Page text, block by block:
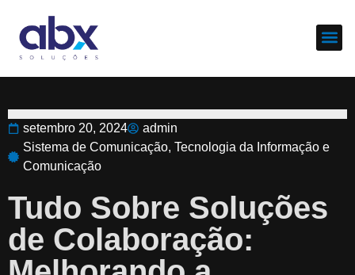
setembro 20, 2024
admin
Sistema de Comunicação, Tecnologia da Informação e
Comunicação
Tudo Sobre Soluções
de Colaboração: